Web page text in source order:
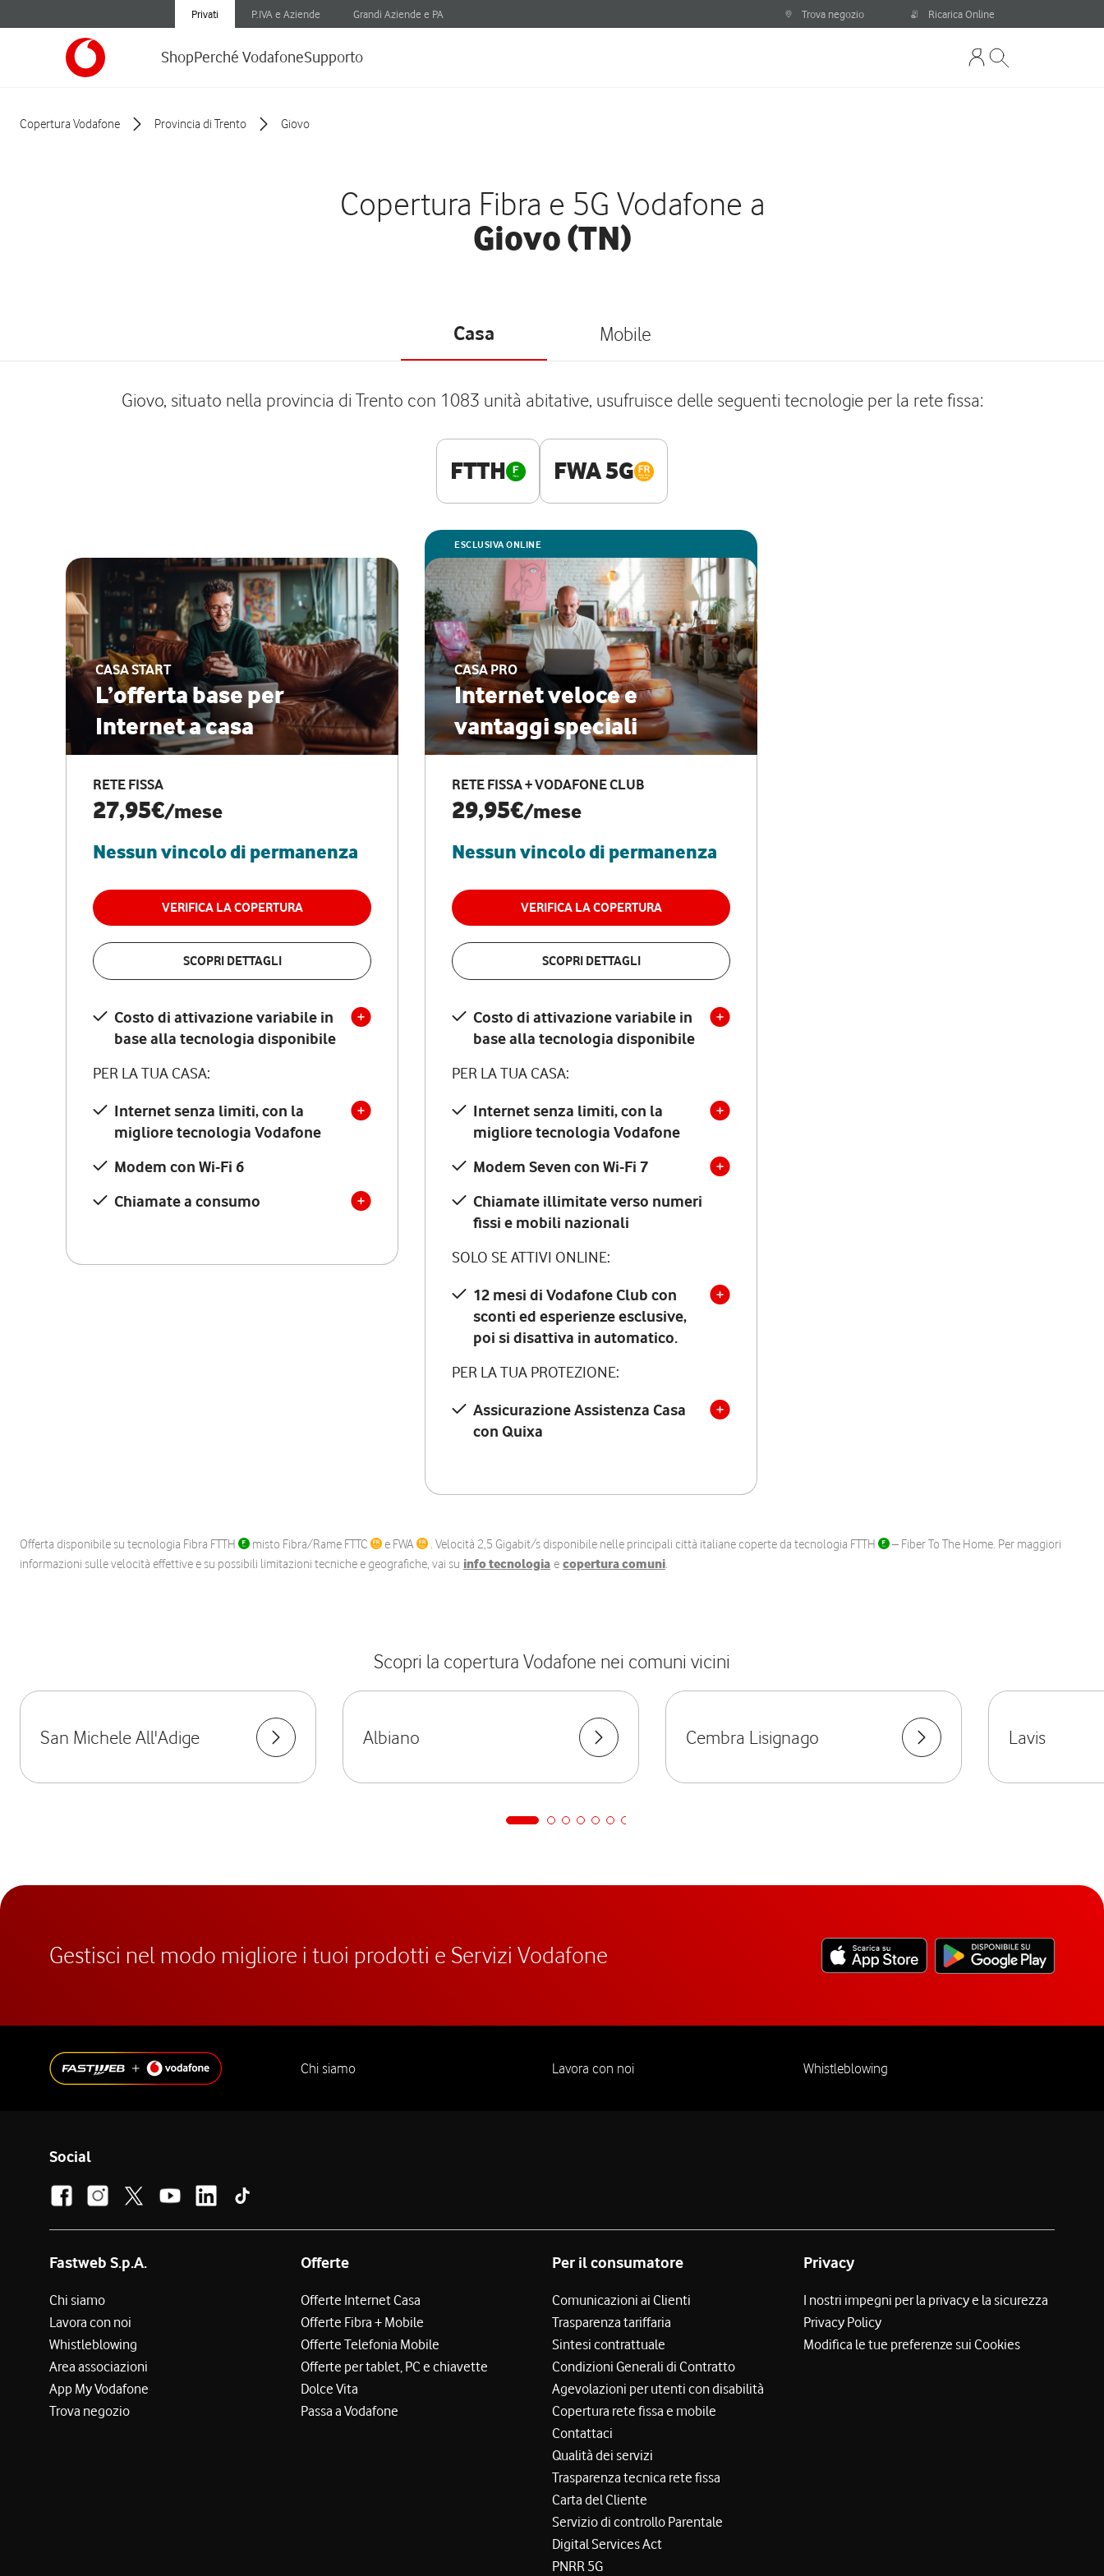
Privati P.IVA e Aziende Grandi Aziende e PA Trova negozio Ricarica Online
ShopPerché VodafoneSupporto
Copertura Vodafone Provincia di Trento Giovo
Copertura Fibra e 5G Vodafone a
Giovo (TN)
Casa Mobile
Giovo, situato nella provincia di Trento con 1083 unità abitative, usufruisce delle seguenti tecnologie per la rete fissa:
FTTH FWA 5G
CASA START
L’offerta base per
Internet a casa
RETE FISSA
27,95€/mese
Nessun vincolo di permanenza
VERIFICA LA COPERTURA
SCOPRI DETTAGLI
Costo di attivazione variabile in
base alla tecnologia disponibile
PER LA TUA CASA:
Internet senza limiti, con la
migliore tecnologia Vodafone
Modem con Wi-Fi 6
Chiamate a consumo
ESCLUSIVA ONLINE
CASA PRO
Internet veloce e
vantaggi speciali
RETE FISSA + VODAFONE CLUB
29,95€/mese
Nessun vincolo di permanenza
VERIFICA LA COPERTURA
SCOPRI DETTAGLI
Costo di attivazione variabile in
base alla tecnologia disponibile
PER LA TUA CASA:
Internet senza limiti, con la
migliore tecnologia Vodafone
Modem Seven con Wi-Fi 7
Chiamate illimitate verso numeri
fissi e mobili nazionali
SOLO SE ATTIVI ONLINE:
12 mesi di Vodafone Club con
sconti ed esperienze esclusive,
poi si disattiva in automatico.
PER LA TUA PROTEZIONE:
Assicurazione Assistenza Casa
con Quixa
Offerta disponibile su tecnologia Fibra FTTH misto Fibra/Rame FTTC e FWA . Velocità 2,5 Gigabit/s disponibile nelle principali città italiane coperte da tecnologia FTTH
– Fiber To The Home. Per maggiori
informazioni sulle velocità effettive e su possibili limitazioni tecniche e geografiche, vai su info tecnologia e copertura comuni.
Scopri la copertura Vodafone nei comuni vicini
San Michele All'Adige Albiano Cembra Lisignago Lavis
Gestisci nel modo migliore i tuoi prodotti e Servizi Vodafone
Chi siamo Lavora con noi Whistleblowing
Social
Fastweb S.p.A.
Chi siamo
Lavora con noi
Whistleblowing
Area associazioni
App My Vodafone
Trova negozio
Offerte
Offerte Internet Casa
Offerte Fibra + Mobile
Offerte Telefonia Mobile
Offerte per tablet, PC e chiavette
Dolce Vita
Passa a Vodafone
Per il consumatore
Comunicazioni ai Clienti
Trasparenza tariffaria
Sintesi contrattuale
Condizioni Generali di Contratto
Agevolazioni per utenti con disabilità
Copertura rete fissa e mobile
Contattaci
Qualità dei servizi
Trasparenza tecnica rete fissa
Carta del Cliente
Servizio di controllo Parentale
Digital Services Act
PNRR 5G
Privacy
I nostri impegni per la privacy e la sicurezza
Privacy Policy
Modifica le tue preferenze sui Cookies